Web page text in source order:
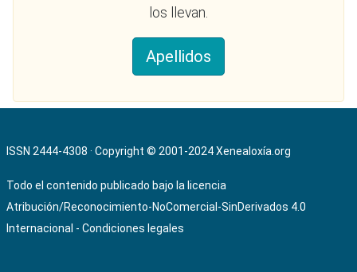
los llevan.
Apellidos
ISSN 2444-4308 · Copyright © 2001-2024Xenealoxía.org
Todo el contenido publicado bajo la licencia
Atribución/Reconocimiento-NoComercial-SinDerivados 4.0
Internacional - Condiciones legales